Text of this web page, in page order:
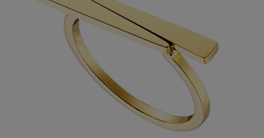
Remember me
LOG IN
CREATE AN ACCOUNT